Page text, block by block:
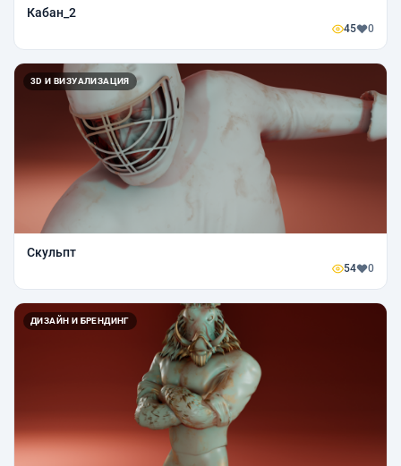
Кабан_2
45 0
3D И ВИЗУАЛИЗАЦИЯ
Скульпт
54 0
ДИЗАЙН И БРЕНДИНГ